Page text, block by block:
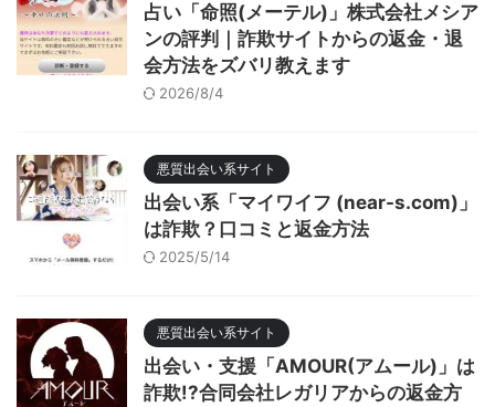
占い「命照(メーテル)」株式会社メシア
ンの評判｜詐欺サイトからの返金・退
会方法をズバリ教えます
2026/8/4
悪質出会い系サイト
出会い系「マイワイフ (near-s.com)」
は詐欺？口コミと返金方法
2025/5/14
悪質出会い系サイト
出会い・支援「AMOUR(アムール)」は
詐欺!?合同会社レガリアからの返金方